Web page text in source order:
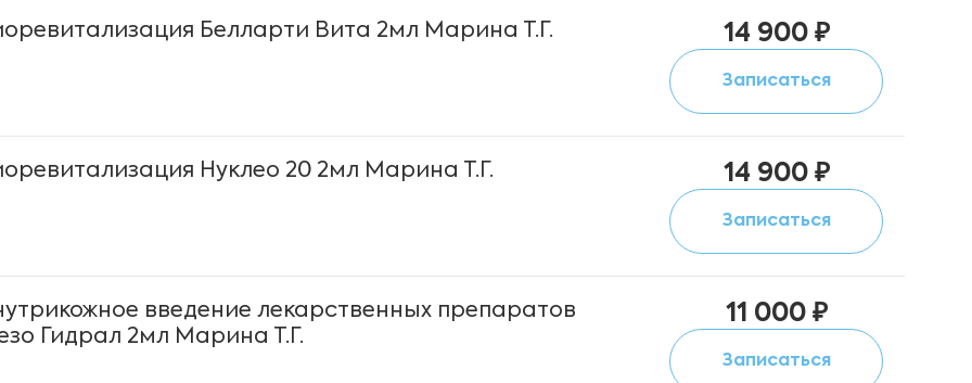
Белларти Вита 2мл Марина Т.Г. 14 900 ₽
Записаться
Нуклео 20 2мл Марина Т.Г. 14 900 ₽
Записаться
введение лекарственных препаратов
Гидрал 2мл Марина Т.Г.
11 000 ₽
Записаться